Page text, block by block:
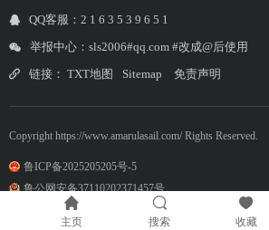
QQ客服：2 1 6 3 5 3 9 6 5 1
举报中心：sls2006#qq.com #改成@后使用
链接： TXT地图 Sitemap 免责声明
Copyright https://www.amarulasail.com/ Rights Reserved.
鲁ICP备2025205205号-5
鲁公网安备37110202371457号
主页 搜索 收藏